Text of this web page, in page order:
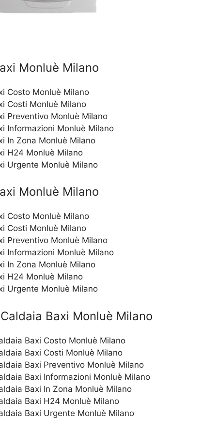
Monluè Milano
Costo Monluè Milano
Costi Monluè Milano
Preventivo Monluè Milano
Informazioni Monluè Milano
In Zona Monluè Milano
H24 Monluè Milano
Urgente Monluè Milano
Monluè Milano
Costo Monluè Milano
Costi Monluè Milano
Preventivo Monluè Milano
Informazioni Monluè Milano
In Zona Monluè Milano
H24 Monluè Milano
Urgente Monluè Milano
Baxi Monluè Milano
Baxi Costo Monluè Milano
Baxi Costi Monluè Milano
Baxi Preventivo Monluè Milano
Baxi Informazioni Monluè Milano
Baxi In Zona Monluè Milano
Baxi H24 Monluè Milano
Baxi Urgente Monluè Milano